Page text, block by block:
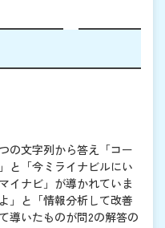
の文字列から答え「コー
と「今ミライナビルにい
イナビ」が導かれていま
」と「情報分析して改善
導いたものが問2の解答の